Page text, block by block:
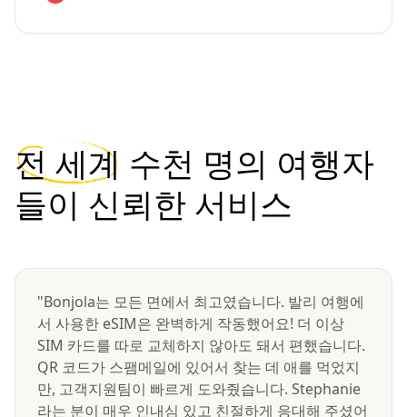
전 세계 수천 명의 여행자
들이 신뢰한 서비스
"Bonjola는 모든 면에서 최고였습니다. 발리 여행에
서 사용한 eSIM은 완벽하게 작동했어요! 더 이상
SIM 카드를 따로 교체하지 않아도 돼서 편했습니다.
QR 코드가 스팸메일에 있어서 찾는 데 애를 먹었지
만, 고객지원팀이 빠르게 도와줬습니다. Stephanie
라는 분이 매우 인내심 있고 친절하게 응대해 주셨어